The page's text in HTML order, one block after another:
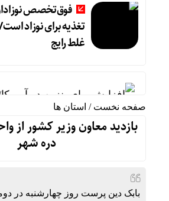
فوق‌تخصص
تغذیه برای نوزاد
غلط رایج
افزایش بهای بنزین در
واکنش رئیس شورای عالی
فوق‌تخصص نوزادان: شیر
صفحه نخست / استان ها
بازدید معاون وزیر کشور از
دره شهر
بابک دین پرست روز چهارشنبه در